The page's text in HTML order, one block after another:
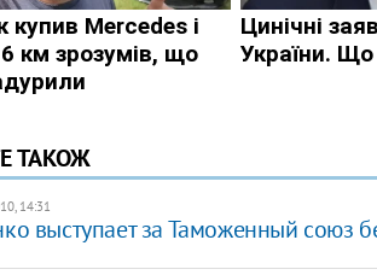
ТАКОЖ
14:31
выступает за Таможенный союз